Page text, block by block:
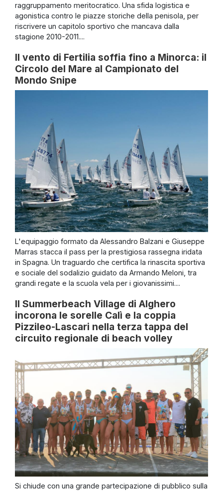
raggruppamento meritocratico. Una sfida logistica e
agonistica contro le piazze storiche della penisola, per
riscrivere un capitolo sportivo che mancava dalla
stagione 2010-2011....
Il vento di Fertilia soffia fino a Minorca: il
Circolo del Mare al Campionato del
Mondo Snipe
L'equipaggio formato da Alessandro Balzani e Giuseppe
Marras stacca il pass per la prestigiosa rassegna iridata
in Spagna. Un traguardo che certifica la rinascita sportiva
e sociale del sodalizio guidato da Armando Meloni, tra
grandi regate e la scuola vela per i giovanissimi....
Il Summerbeach Village di Alghero
incorona le sorelle Calì e la coppia
Pizzileo-Lascari nella terza tappa del
circuito regionale di beach volley
Si chiude con una grande partecipazione di pubblico sulla